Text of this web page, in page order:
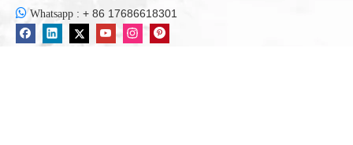
 Whatsapp : + 86 17686618301